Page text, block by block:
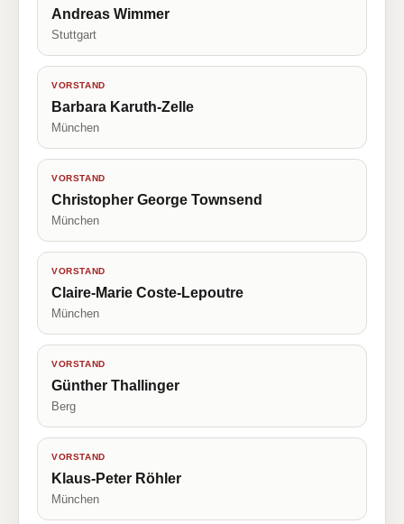
Andreas Wimmer
Stuttgart
VORSTAND
Barbara Karuth-Zelle
München
VORSTAND
Christopher George Townsend
München
VORSTAND
Claire-Marie Coste-Lepoutre
München
VORSTAND
Günther Thallinger
Berg
VORSTAND
Klaus-Peter Röhler
München